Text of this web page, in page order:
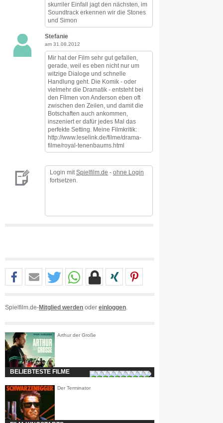
skurriler Einfall jagt den nächsten, im
Soundtrack erkennen wir die Stones
und Simon
Stefanie
am 31.08.2012
Mir hat der Film sehr gut gefallen,
gerade, weil es eben nicht nur um
witzige Dialoge und schnelle
Handlung geht. Die Komik - oder
vielmehr die Dramatik - entsteht bei
den Filmen von Anderson eben oft
zwischen den Zeilen, und damit die
Botschaften auch ankommen,
inszeniert er dafür jedes Mal das
perfekte Setting. Meine Filmkritik:
http://www.leselink.de/filme/drama-
filme/royal-tenenbaums.html
Login mit Spielfilm.de - ohne Login
fortsetzen.
Spielfilm.de-Mitglied werden oder einloggen
Arthur der Große
BELIEBTESTE FILME
Der Terminator